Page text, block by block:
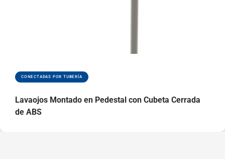
CONECTADAS POR TUBERÍA
Lavaojos Montado en Pedestal con Cubeta Cerrada
de ABS